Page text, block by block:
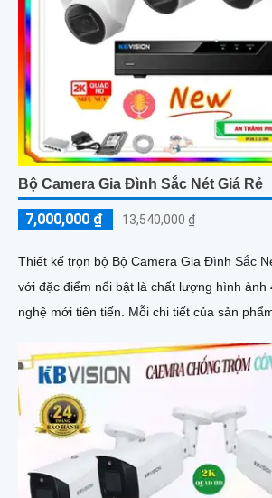
Bộ Camera Gia Đình Sắc Nét Giá Rẻ
7,000,000 ₫ 13,540,000 ₫
Thiết kế trọn bộ Bộ Camera Gia Đình Sắc
với đặc điểm nổi bật là chất lượng hình ảnh
nghệ mới tiên tiến. Mỗi chi tiết của